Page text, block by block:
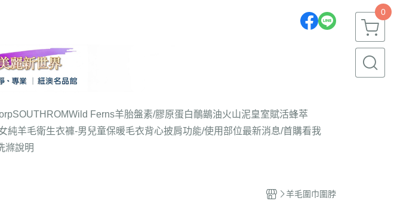
0
SOUTHROMWild Ferns羊胎盤素/膠原蛋白鴯鶓油火山泥皇室賦活蜂萃
純羊毛衛生衣褲-男 兒童保暖毛衣背心披肩功能/使用部位最新消息/首購看我
滌說明
羊毛圍巾圍脖